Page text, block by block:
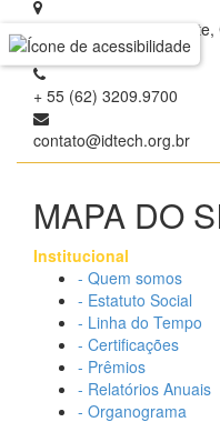
Rua 1 nº 60, Setor
Goiânia - Goiás
+ 55 (62) 3209.9700
contato@idtech.org.br
MAPA DO
Institucional
- Quem somos
- Estatuto Social
- Linha do Tempo
- Certificações
- Prêmios
- Relatórios Anuais
- Organograma